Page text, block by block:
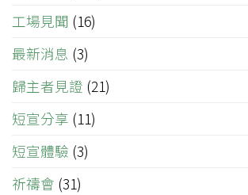
工場見聞 (16)
最新消息 (3)
歸主者見證 (21)
短宣分享 (11)
短宣體驗 (3)
祈禱會 (31)